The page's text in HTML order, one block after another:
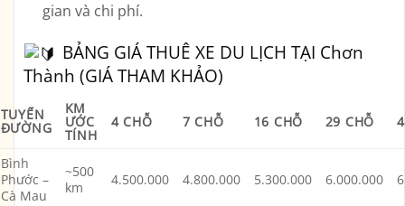
gian và chi phí.
BẢNG GIÁ THUÊ XE DU LỊCH TẠI Chơn
Thành (GIÁ THAM KHẢO)
TUYẾN
ĐƯỜNG
KM
ƯỚC
TÍNH
4 CHỖ 7 CHỖ 16 CHỖ 29 CHỖ
Bình
Phước –
Cà Mau
~500
km
4.500.000 4.800.000 5.300.000 6.000.000